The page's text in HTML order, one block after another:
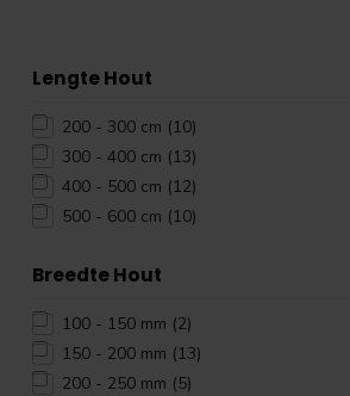
Lengte Hout
200 - 300 cm (10)
300 - 400 cm (13)
400 - 500 cm (12)
500 - 600 cm (10)
Breedte Hout
100 - 150 mm (2)
150 - 200 mm (13)
200 - 250 mm (5)